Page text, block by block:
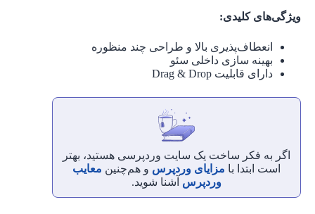
ویژگی‌های کلیدی:
انعطاف‌پذیری بالا و طراحی چند منظوره
بهینه ‌سازی داخلی سئو
دارای قابلیت Drag & Drop
اگر به فکر ساخت یک سایت وردپرسی هستید، بهتر
است ابتدا با مزایای وردپرس و هم‌چنین معایب
وردپرس آشنا شوید.